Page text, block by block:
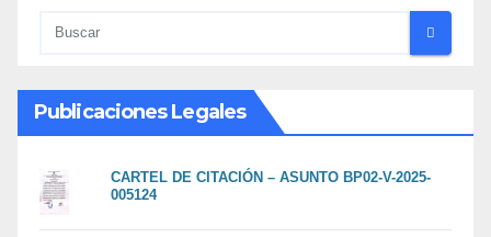
Publicaciones Legales
CARTEL DE CITACIÓN – ASUNTO BP02-V-2025-
005124